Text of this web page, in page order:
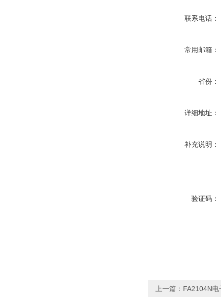
联系电话：
常用邮箱：
省份：
详细地址：
补充说明：
验证码：
上一篇： FA2104N